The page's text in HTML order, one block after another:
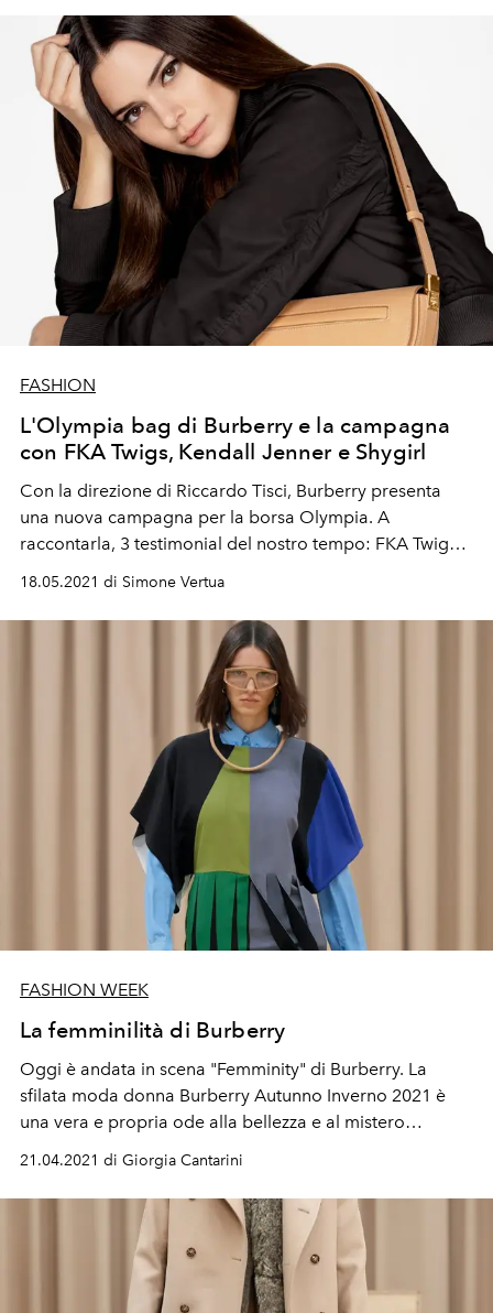
FASHION
L'Olympia bag di Burberry e la campagna
con FKA Twigs, Kendall Jenner e Shygirl
Con la direzione di Riccardo Tisci, Burberry presenta
una nuova campagna per la borsa Olympia. A
raccontarla, 3 testimonial del nostro tempo: FKA Twigs,
Kendall Jenner e Shygirl.
18.05.2021 di Simone Vertua
FASHION WEEK
La femminilità di Burberry
Oggi è andata in scena "Femminity" di Burberry. La
sfilata moda donna Burberry Autunno Inverno 2021 è
una vera e propria ode alla bellezza e al mistero
dell'esser donna. In tutte le sue sfumature, in tutte le sue
scelte di stile. Immancabile è il
stilema della maison britannica guidata alla direzione
creativa da Riccardo Tisci.
21.04.2021 di Giorgia Cantarini